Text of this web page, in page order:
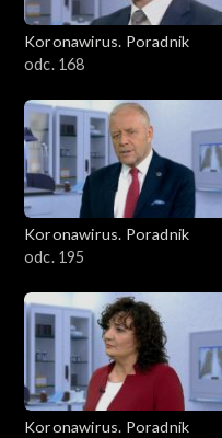
Koronawirus. Poradnik
odc. 168
Koronawirus. Poradnik
odc. 195
Koronawirus. Poradnik